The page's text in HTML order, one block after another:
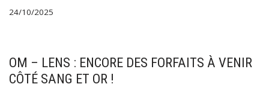
24/10/2025
OM – LENS : ENCORE DES FORFAITS À VENIR
CÔTÉ SANG ET OR !